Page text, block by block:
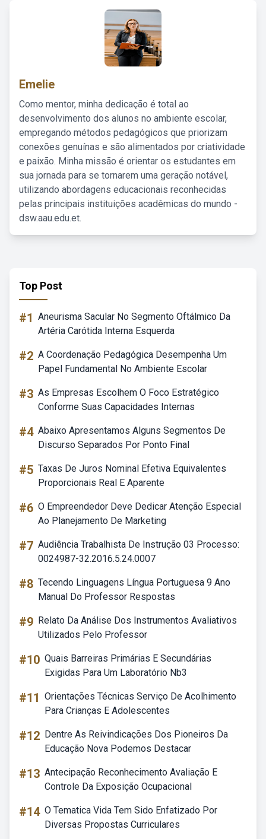
Emelie
Como mentor, minha dedicação é total ao
desenvolvimento dos alunos no ambiente escolar,
empregando métodos pedagógicos que priorizam
conexões genuínas e são alimentados por criatividade
e paixão. Minha missão é orientar os estudantes em
sua jornada para se tornarem uma geração notável,
utilizando abordagens educacionais reconhecidas
pelas principais instituições acadêmicas do mundo -
dsw.aau.edu.et.
Top Post
#1 Aneurisma Sacular No Segmento Oftálmico Da
Artéria Carótida Interna Esquerda
#2 A Coordenação Pedagógica Desempenha Um
Papel Fundamental No Ambiente Escolar
#3 As Empresas Escolhem O Foco Estratégico
Conforme Suas Capacidades Internas
#4 Abaixo Apresentamos Alguns Segmentos De
Discurso Separados Por Ponto Final
#5 Taxas De Juros Nominal Efetiva Equivalentes
Proporcionais Real E Aparente
#6 O Empreendedor Deve Dedicar Atenção Especial
Ao Planejamento De Marketing
#7 Audiência Trabalhista De Instrução 03 Processo:
0024987-32.2016.5.24.0007
#8 Tecendo Linguagens Língua Portuguesa 9 Ano
Manual Do Professor Respostas
#9 Relato Da Análise Dos Instrumentos Avaliativos
Utilizados Pelo Professor
#10 Quais Barreiras Primárias E Secundárias
Exigidas Para Um Laboratório Nb3
#11 Orientações Técnicas Serviço De Acolhimento
Para Crianças E Adolescentes
#12 Dentre As Reivindicações Dos Pioneiros Da
Educação Nova Podemos Destacar
#13 Antecipação Reconhecimento Avaliação E
Controle Da Exposição Ocupacional
#14 O Tematica Vida Tem Sido Enfatizado Por
Diversas Propostas Curriculares